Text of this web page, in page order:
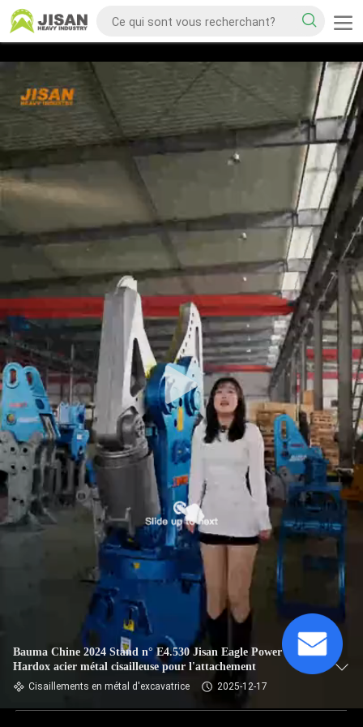
Bauma Chine 2024 Stand n° E4.530 Jisan Eagle Power
Hardox acier métal cisailleuse pour l'attachement
Cisaillements en métal d'excavatrice 2025-12-17